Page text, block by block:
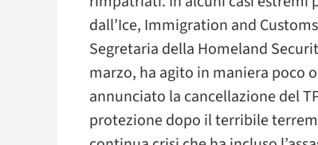
dall’Ice, Immigration and
Segretaria della Homeland
marzo, ha agito in maniera poco
annunciato la cancellazione del
protezione dopo il terribile